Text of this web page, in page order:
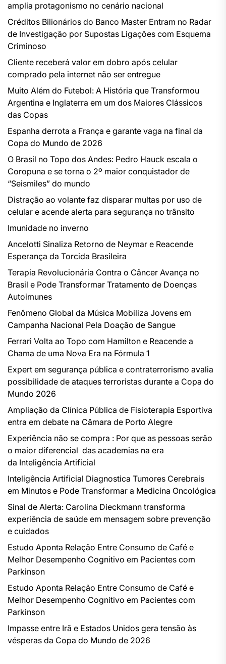
amplia protagonismo no cenário nacional
Créditos Bilionários do Banco Master Entram no Radar
de Investigação por Supostas Ligações com Esquema
Criminoso
Cliente receberá valor em dobro após celular
comprado pela internet não ser entregue
Muito Além do Futebol: A História que Transformou
Argentina e Inglaterra em um dos Maiores Clássicos
das Copas
Espanha derrota a França e garante vaga na final da
Copa do Mundo de 2026
O Brasil no Topo dos Andes: Pedro Hauck escala o
Coropuna e se torna o 2º maior conquistador de
“Seismiles” do mundo
Distração ao volante faz disparar multas por uso de
celular e acende alerta para segurança no trânsito
Imunidade no inverno
Ancelotti Sinaliza Retorno de Neymar e Reacende
Esperança da Torcida Brasileira
Terapia Revolucionária Contra o Câncer Avança no
Brasil e Pode Transformar Tratamento de Doenças
Autoimunes
Fenômeno Global da Música Mobiliza Jovens em
Campanha Nacional Pela Doação de Sangue
Ferrari Volta ao Topo com Hamilton e Reacende a
Chama de uma Nova Era na Fórmula 1
Expert em segurança pública e contraterrorismo avalia
possibilidade de ataques terroristas durante a Copa do
Mundo 2026
Ampliação da Clínica Pública de Fisioterapia Esportiva
entra em debate na Câmara de Porto Alegre
Experiência não se compra : Por que as pessoas serão
o maior diferencial das academias na era
da Inteligência Artificial
Inteligência Artificial Diagnostica Tumores Cerebrais
em Minutos e Pode Transformar a Medicina Oncológica
Sinal de Alerta: Carolina Dieckmann transforma
experiência de saúde em mensagem sobre prevenção
e cuidados
Estudo Aponta Relação Entre Consumo de Café e
Melhor Desempenho Cognitivo em Pacientes com
Parkinson
Estudo Aponta Relação Entre Consumo de Café e
Melhor Desempenho Cognitivo em Pacientes com
Parkinson
Impasse entre Irã e Estados Unidos gera tensão às
vésperas da Copa do Mundo de 2026